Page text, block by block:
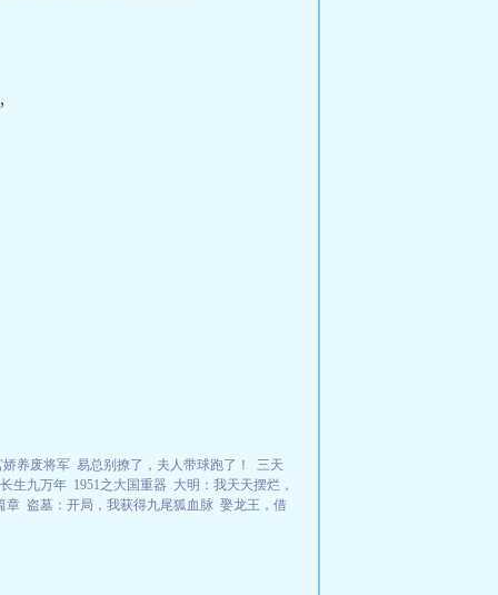
养废将军 易总别撩了，夫人带球跑了！
三天
长生九万年 1951之大国重器 大明：我天天摆烂，
章 盗墓：开局，我获得九尾狐血脉 娶龙王，借